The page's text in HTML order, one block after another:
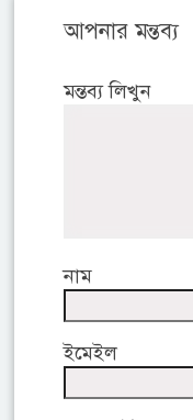
আপনার মন্তব্য
মন্তব্য লিখুন
নাম
ইমেইল